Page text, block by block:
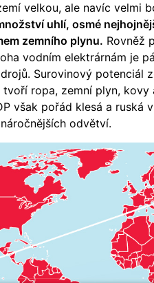
velkou, ale navíc velmi
uhlí, osmé
zemního plynu. Rovněž
vodním elektrárnám je
Surovinový potenciál
tvoří ropa, zemní plyn,
však pořád klesá a
odvětví.